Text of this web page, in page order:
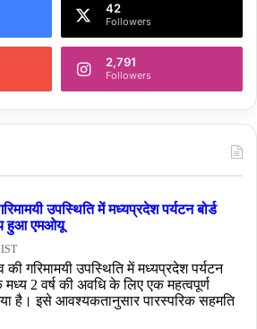
42
Followers
2,791
Followers